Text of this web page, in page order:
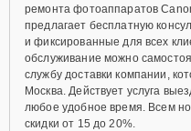
ремонта фотоаппаратов
предлагает бесплатную
и фиксированные для всех
обслуживание можно
службу доставки компании,
Москва. Действует услуга
любое удобное время. Всем
скидки от 15 до 20%.